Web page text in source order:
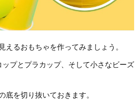
えるおもちゃを作ってみましょう。
プとプラカップ、そして小さなビーズ
底を切り抜いておきます。